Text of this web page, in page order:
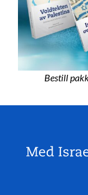
Bestill